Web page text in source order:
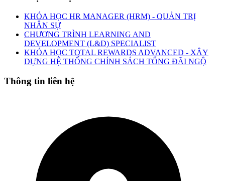
KHÓA HỌC HR MANAGER (HRM) - QUẢN TRỊ
NHÂN SỰ
CHƯƠNG TRÌNH LEARNING AND
DEVELOPMENT (L&D) SPECIALIST
KHÓA HỌC TOTAL REWARDS ADVANCED - XÂY
DỰNG HỆ THỐNG CHÍNH SÁCH TỔNG ĐÃI NGỘ
Thông tin liên hệ